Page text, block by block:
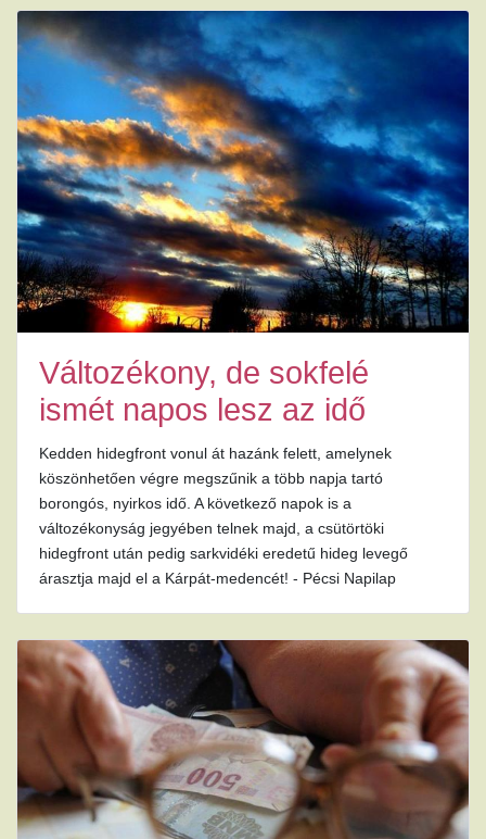
Változékony, de sokfelé
ismét napos lesz az idő
Kedden hidegfront vonul át hazánk felett, amelynek
köszönhetően végre megszűnik a több napja tartó
borongós, nyirkos idő. A következő napok is a
változékonyság jegyében telnek majd, a csütörtöki
hidegfront után pedig sarkvidéki eredetű hideg levegő
árasztja majd el a Kárpát-medencét! - Pécsi Napilap